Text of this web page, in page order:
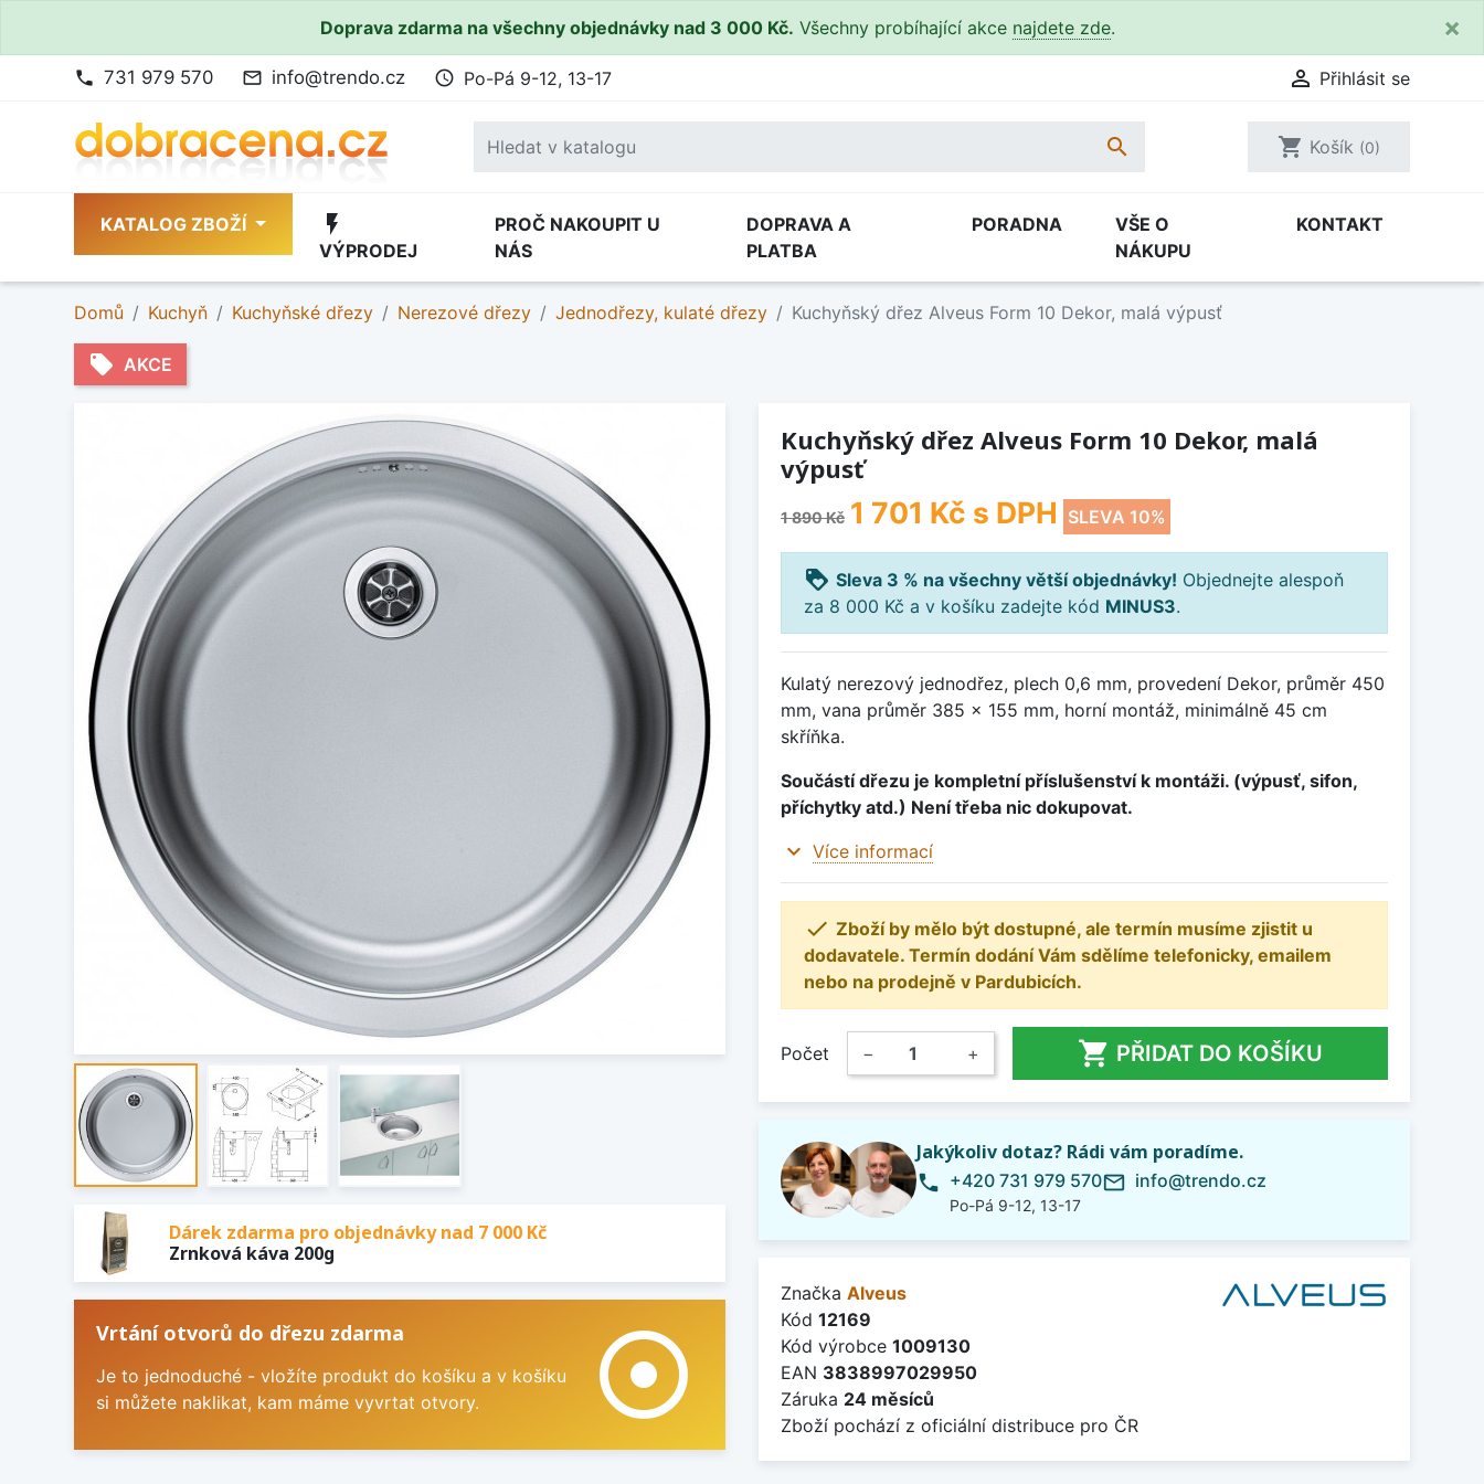
Doprava zdarma na všechny objednávky nad 3 000 Kč. Všechny probíhající akce najdete zde. ×
phone 731 979 570 mail_outline info@trendo.cz access_time Po-Pá 9-12, 13-17  Přihlásit se
 shopping_cart Košík (0)
KATALOG ZBOŽÍ flash_on
VÝPRODEJ
PROČ NAKOUPIT U
NÁS
DOPRAVA A
PLATBA
PORADNA
VŠE O
NÁKUPU
KONTAKT
Domů Kuchyň Kuchyňské dřezy Nerezové dřezy Jednodřezy, kulaté dřezy Kuchyňský dřez Alveus Form 10 Dekor, malá výpusť
local_offer AKCE
Dárek zdarma pro objednávky nad 7 000 Kč
Zrnková káva 200g
Vrtání otvorů do dřezu zdarma
Je to jednoduché - vložíte produkt do košíku a v košíku
si můžete naklikat, kam máme vyvrtat otvory.
adjust
Kuchyňský dřez Alveus Form 10 Dekor, malá
výpusť
1 890 Kč 1 701 Kč s DPH SLEVA 10%
loyalty Sleva 3 % na všechny větší objednávky! Objednejte alespoň
za 8 000 Kč a v košíku zadejte kód MINUS3.
Kulatý nerezový jednodřez, plech 0,6 mm, provedení Dekor, průměr 450
mm, vana průměr 385 x 155 mm, horní montáž, minimálně 45 cm
skříňka.
Součástí dřezu je kompletní příslušenství k montáži. (výpusť, sifon,
příchytky atd.) Není třeba nic dokupovat.
expand_more Více informací
 Zboží by mělo být dostupné, ale termín musíme zjistit u
dodavatele. Termín dodání Vám sdělíme telefonicky, emailem
nebo na prodejně v Pardubicích.
Počet − +  PŘIDAT DO KOŠÍKU
Jakýkoliv dotaz? Rádi vám poradíme.
phone +420 731 979 570
Po-Pá 9-12, 13-17
mail_outline info@trendo.cz
Značka Alveus
Kód 12169
Kód výrobce 1009130
EAN 3838997029950
Záruka 24 měsíců
Zboží pochází z oficiální distribuce pro ČR